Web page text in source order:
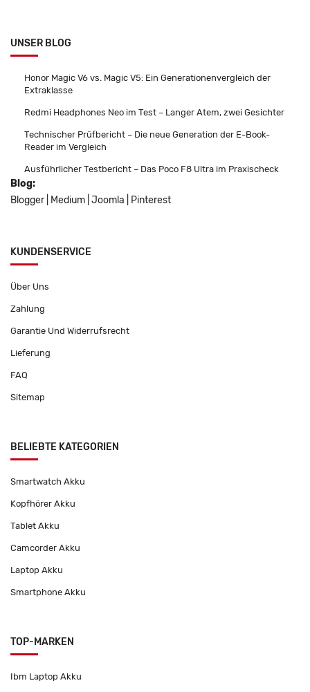
UNSER BLOG
Honor Magic V6 vs. Magic V5: Ein Generationenvergleich der
Extraklasse
Redmi Headphones Neo im Test – Langer Atem, zwei Gesichter
Technischer Prüfbericht – Die neue Generation der E-Book-
Reader im Vergleich
Ausführlicher Testbericht – Das Poco F8 Ultra im Praxischeck
Blog:
Blogger
Medium Joomla Pinterest
KUNDENSERVICE
Über Uns
Zahlung
Garantie Und Widerrufsrecht
Lieferung
FAQ
Sitemap
BELIEBTE KATEGORIEN
Smartwatch Akku
Kopfhörer Akku
Tablet Akku
Camcorder Akku
Laptop Akku
Smartphone Akku
TOP-MARKEN
Ibm Laptop Akku